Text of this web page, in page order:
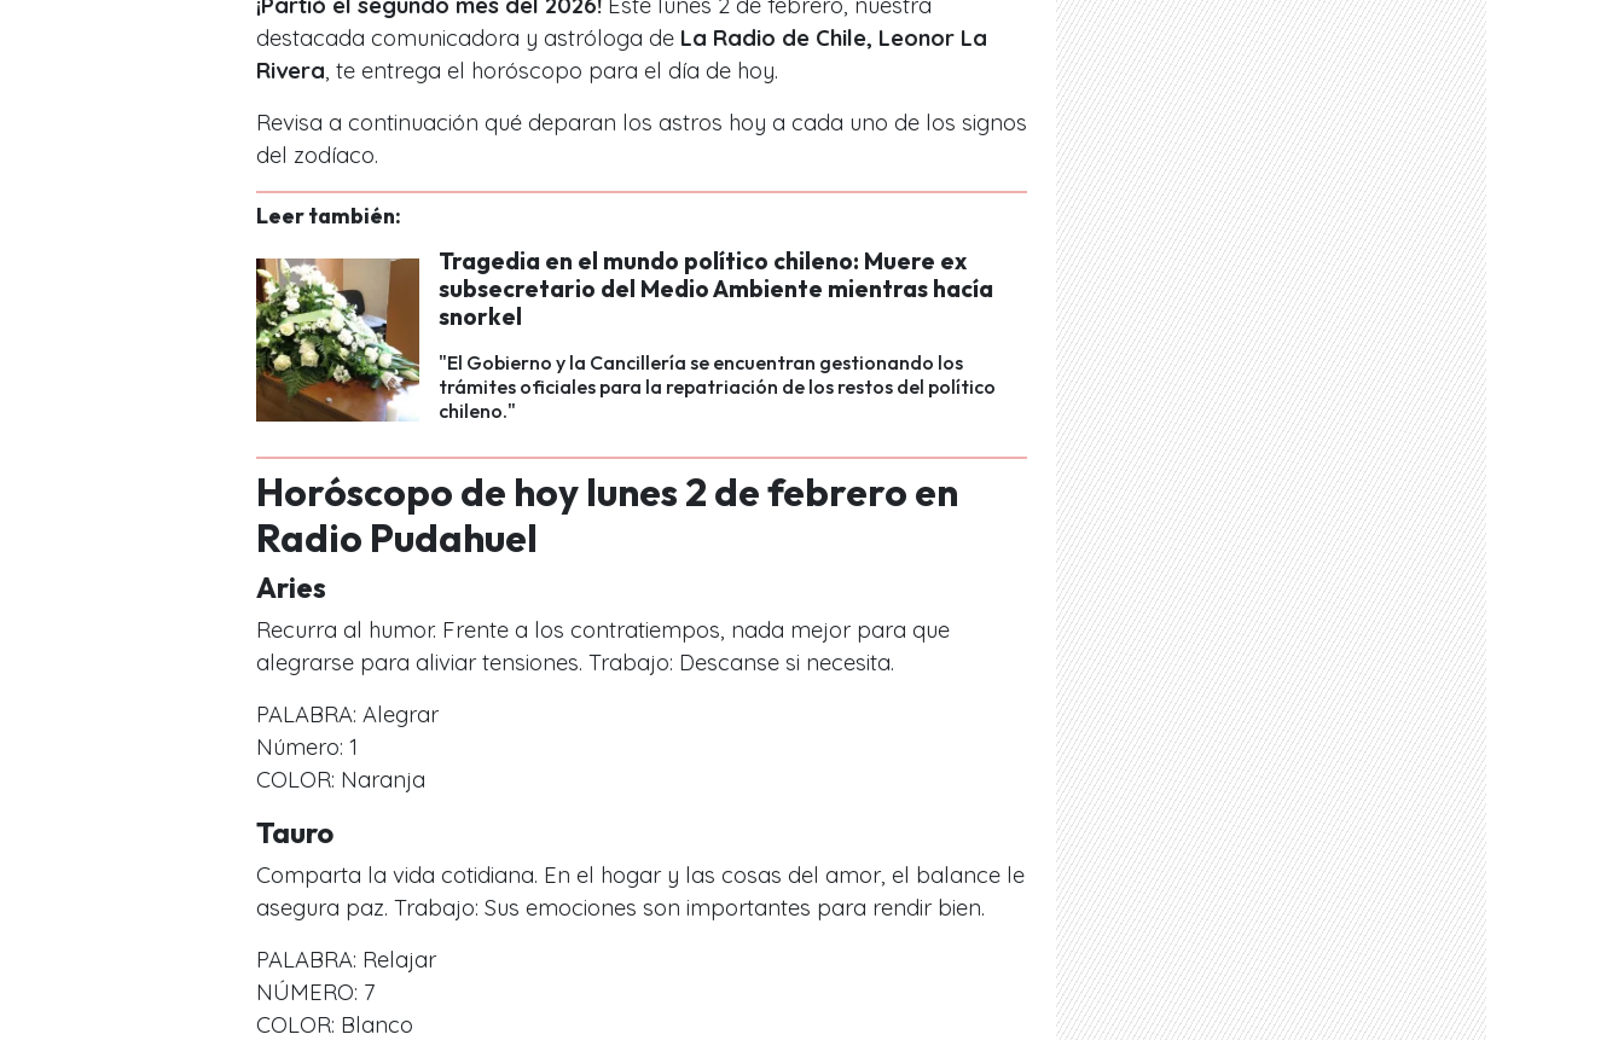
destacada comunicadora y astróloga de La Radio de Chile, Leonor La
Rivera , te entrega el horóscopo para el día de hoy.
Revisa a continuación qué deparan los astros hoy a cada uno de los signos
del zodíaco.
Leer también:
Tragedia en el mundo político chileno: Muere ex
subsecretario del Medio Ambiente mientras hacía
snorkel
"El Gobierno y la Cancillería se encuentran gestionando los
trámites oficiales para la repatriación de los restos del político
chileno."
Horóscopo de hoy lunes 2 de febrero en
Radio Pudahuel
Aries
Recurra al humor. Frente a los contratiempos, nada mejor para que
alegrarse para aliviar tensiones. Trabajo: Descanse si necesita.
PALABRA: Alegrar
Número: 1
COLOR: Naranja
Tauro
Comparta la vida cotidiana. En el hogar y las cosas del amor, el balance le
asegura paz. Trabajo: Sus emociones son importantes para rendir bien.
PALABRA: Relajar
NÚMERO: 7
COLOR: Blanco